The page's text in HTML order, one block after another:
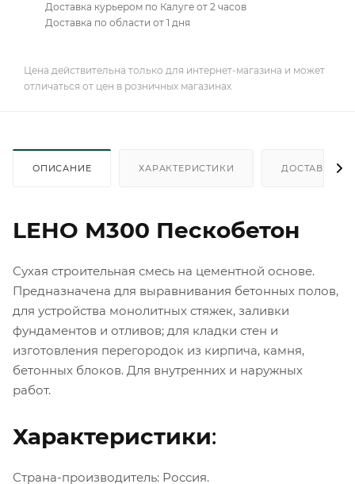
Доставка курьером по Калуге от 2 часов
Доставка по области от 1 дня
Цена действительна только для интернет-магазина и может
отличаться от цен в розничных магазинах
ОПИСАНИЕ ХАРАКТЕРИСТИКИ ДОСТАВКА
LEHO М300 Пескобетон
Сухая строительная смесь на цементной основе.
Предназначена для выравнивания бетонных полов,
для устройства монолитных стяжек, заливки
фундаментов и отливов; для кладки стен и
изготовления перегородок из кирпича, камня,
бетонных блоков. Для внутренних и наружных
работ.
Характеристики:
Страна-производитель: Россия.